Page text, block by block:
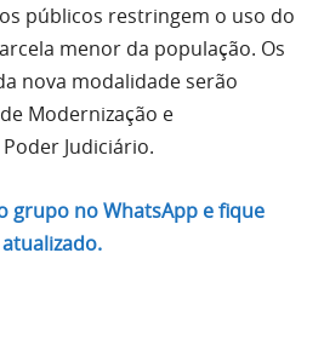
públicos restringem o uso do
menor da população. Os
nova modalidade serão
Modernização e
Judiciário.
grupo no WhatsApp e fique
atualizado.